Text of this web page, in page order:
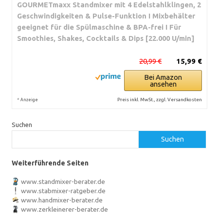
GOURMETmaxx Standmixer mit 4 Edelstahlklingen, 2
Geschwindigkeiten & Pulse-Funktion I Mixbehälter
geeignet für die Spülmaschine & BPA-frei I Für
Smoothies, Shakes, Cocktails & Dips [22.000 U/min]
15,99 €
20,99 €
Bei Amazon
ansehen
* Anzeige Preis inkl. MwSt., zzgl. Versandkosten
Suchen
Suchen
Weiterführende Seiten
www.standmixer-berater.de
www.stabmixer-ratgeber.de
www.handmixer-berater.de
www.zerkleinerer-berater.de